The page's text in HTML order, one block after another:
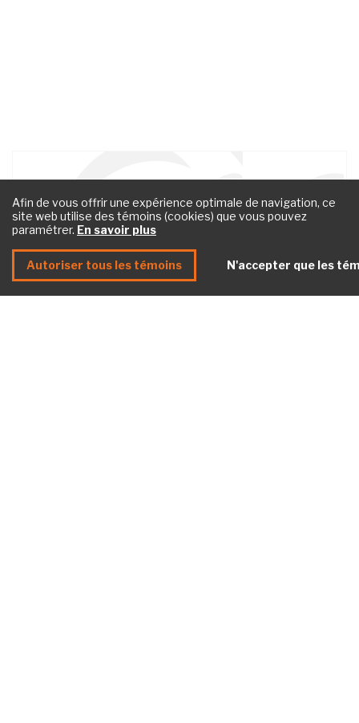
Contactez nos experts
Nous joindre
Afin de vous offrir une expérience optimale de navigation, ce
site web utilise des témoins (cookies) que vous pouvez
paramétrer. En savoir plus
Autoriser tous les témoins N'accepter que les